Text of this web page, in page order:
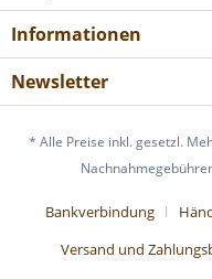
Informationen
Newsletter
* Alle Preise inkl. gesetzl.
Bankverbindung
Versand und